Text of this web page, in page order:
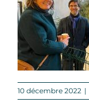
10 décembre 2022 |